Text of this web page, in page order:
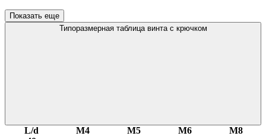
Показать еще
Типоразмерная таблица винта с крючком
L/d М4 М5 М6
М8